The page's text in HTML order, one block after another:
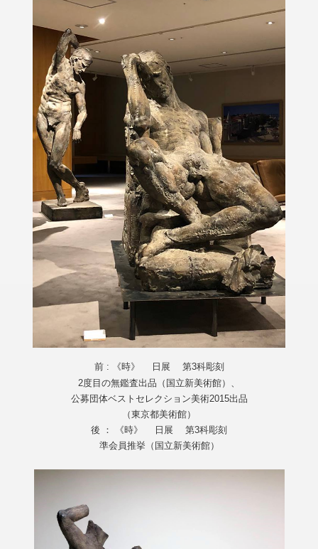
前 : 《時》 日展 第3科彫刻
2度目の無鑑査出品（国立新美術館）、
公募団体ベストセレクション美術2015出品
（東京都美術館）
後 ： 《時》 日展 第3科彫刻
準会員推挙（国立新美術館）